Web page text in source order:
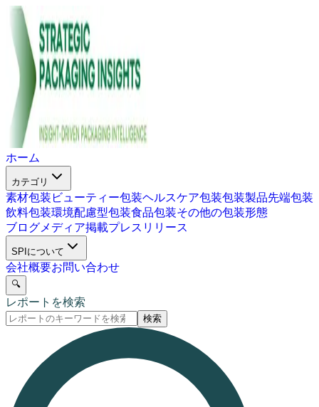
ホーム
カテゴリ
素材包装 ビューティー包装ヘルスケア包装包装製品先端包装
飲料包装環境配慮型包装食品包装その他の包装形態
ブログメディア掲載プレスリリース
SPIについて
会社概要お問い合わせ
🔍
レポートを検索
検索